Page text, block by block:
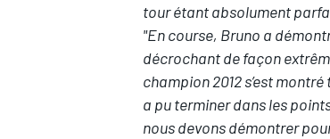
tour étant absolument
"En course, Bruno a
décrochant de façon
champion 2012 s’est
a pu terminer dans les
nous devons démontrer